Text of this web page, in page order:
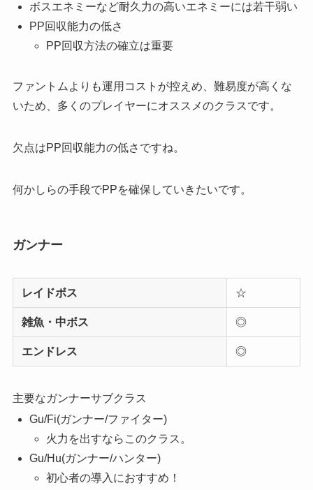
ボスエネミーなど耐久力の高いエネミーには若干弱い
PP回収能力の低さ
PP回収方法の確立は重要
ファントムよりも運用コストが控えめ、難易度が高くな
いため、多くのプレイヤーにオススメのクラスです。
欠点はPP回収能力の低さですね。
何かしらの手段でPPを確保していきたいです。
ガンナー
レイドボス ☆
雑魚・中ボス ◎
エンドレス ◎
主要なガンナーサブクラス
Gu/Fi(ガンナー/ファイター)
火力を出すならこのクラス。
Gu/Hu(ガンナー/ハンター)
初心者の導入におすすめ！